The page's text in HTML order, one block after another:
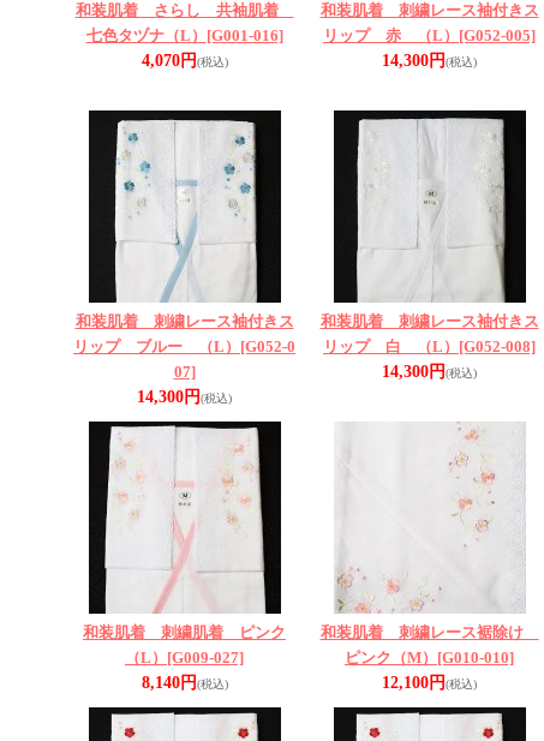
和装肌着 さらし 共袖肌着
七色タヅナ（L） [G001-016]
4,070円(税込)
和装肌着 刺繍レース袖付きス
リップ 赤 （L） [G052-005]
14,300円(税込)
和装肌着 刺繍レース袖付きス
リップ ブルー （L） [G052-0
07]
14,300円(税込)
和装肌着 刺繍レース袖付きス
リップ 白 （L） [G052-008]
14,300円(税込)
和装肌着 刺繍肌着 ピンク
（L） [G009-027]
8,140円(税込)
和装肌着 刺繍レース裾除け
ピンク（M） [G010-010]
12,100円(税込)